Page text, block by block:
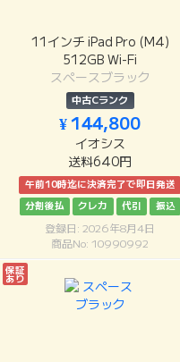
11インチ iPad Pro (M4)
512GB Wi-Fi
スペースブラック
中古Cランク
¥ 144,800
イオシス
送料640円
午前10時迄に決済完了で即日発送
分割後払
クレカ 代引 振込
登録日: 2026年8月4日
商品No: 10990992
保証
あり